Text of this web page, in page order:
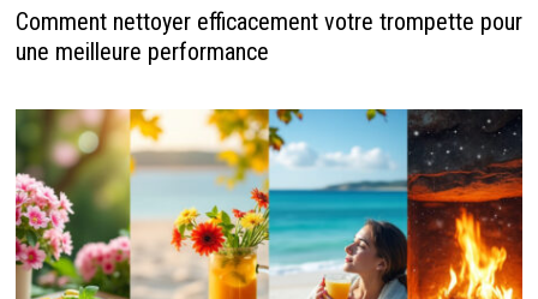
Comment nettoyer efficacement votre trompette pour
une meilleure performance